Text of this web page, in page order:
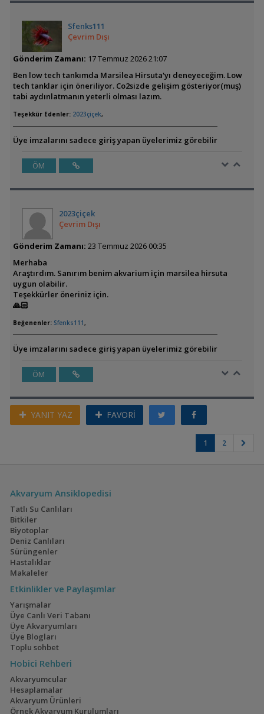
Sfenks111
Çevrim Dışı
Gönderim Zamanı: 17 Temmuz 2026 21:07
Ben low tech tankımda Marsilea Hirsuta'yı deneyeceğim. Low
tech tanklar için öneriliyor. Co2sizde gelişim gösteriyor(muş)
tabi aydınlatmanın yeterli olması lazım.
Teşekkür Edenler: 2023çiçek,
Üye imzalarını sadece giriş yapan üyelerimiz görebilir
ÖM
2023çiçek
Çevrim Dışı
Gönderim Zamanı: 23 Temmuz 2026 00:35
Merhaba
Araştırdım. Sanırım benim akvarium için marsilea hirsuta
uygun olabilir.
Teşekkürler öneriniz için.
🙏🏻
Beğenenler: Sfenks111 ,
Üye imzalarını sadece giriş yapan üyelerimiz görebilir
ÖM
YANIT YAZ FAVORİ
1 2
Akvaryum Ansiklopedisi
Tatlı Su Canlıları
Bitkiler
Biyotoplar
Deniz Canlıları
Sürüngenler
Hastalıklar
Makaleler
Etkinlikler ve Paylaşımlar
Yarışmalar
Üye Canlı Veri Tabanı
Üye Akvaryumları
Üye Blogları
Toplu sohbet
Hobici Rehberi
Akvaryumcular
Hesaplamalar
Akvaryum Ürünleri
Örnek Akvaryum Kurulumları